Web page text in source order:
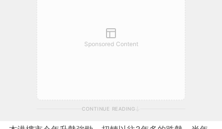
Sponsored Content
CONTINUE READING